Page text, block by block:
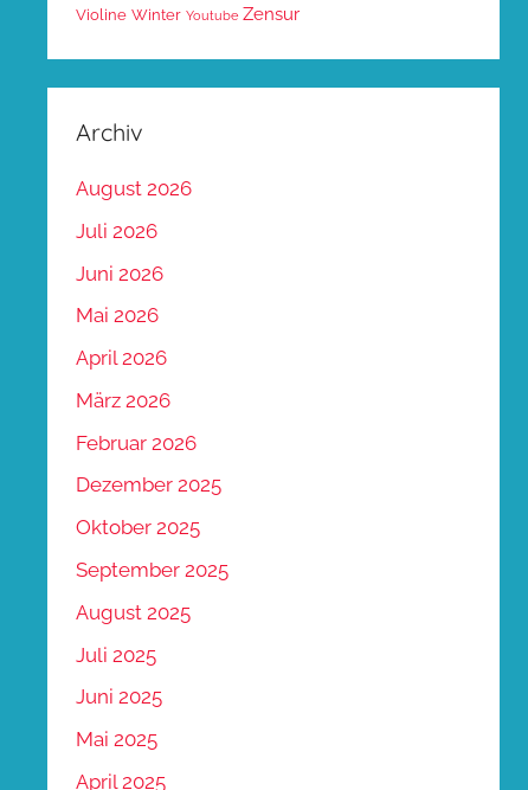
Violine Winter Youtube Zensur
Archiv
August 2026
Juli 2026
Juni 2026
Mai 2026
April 2026
März 2026
Februar 2026
Dezember 2025
Oktober 2025
September 2025
August 2025
Juli 2025
Juni 2025
Mai 2025
April 2025